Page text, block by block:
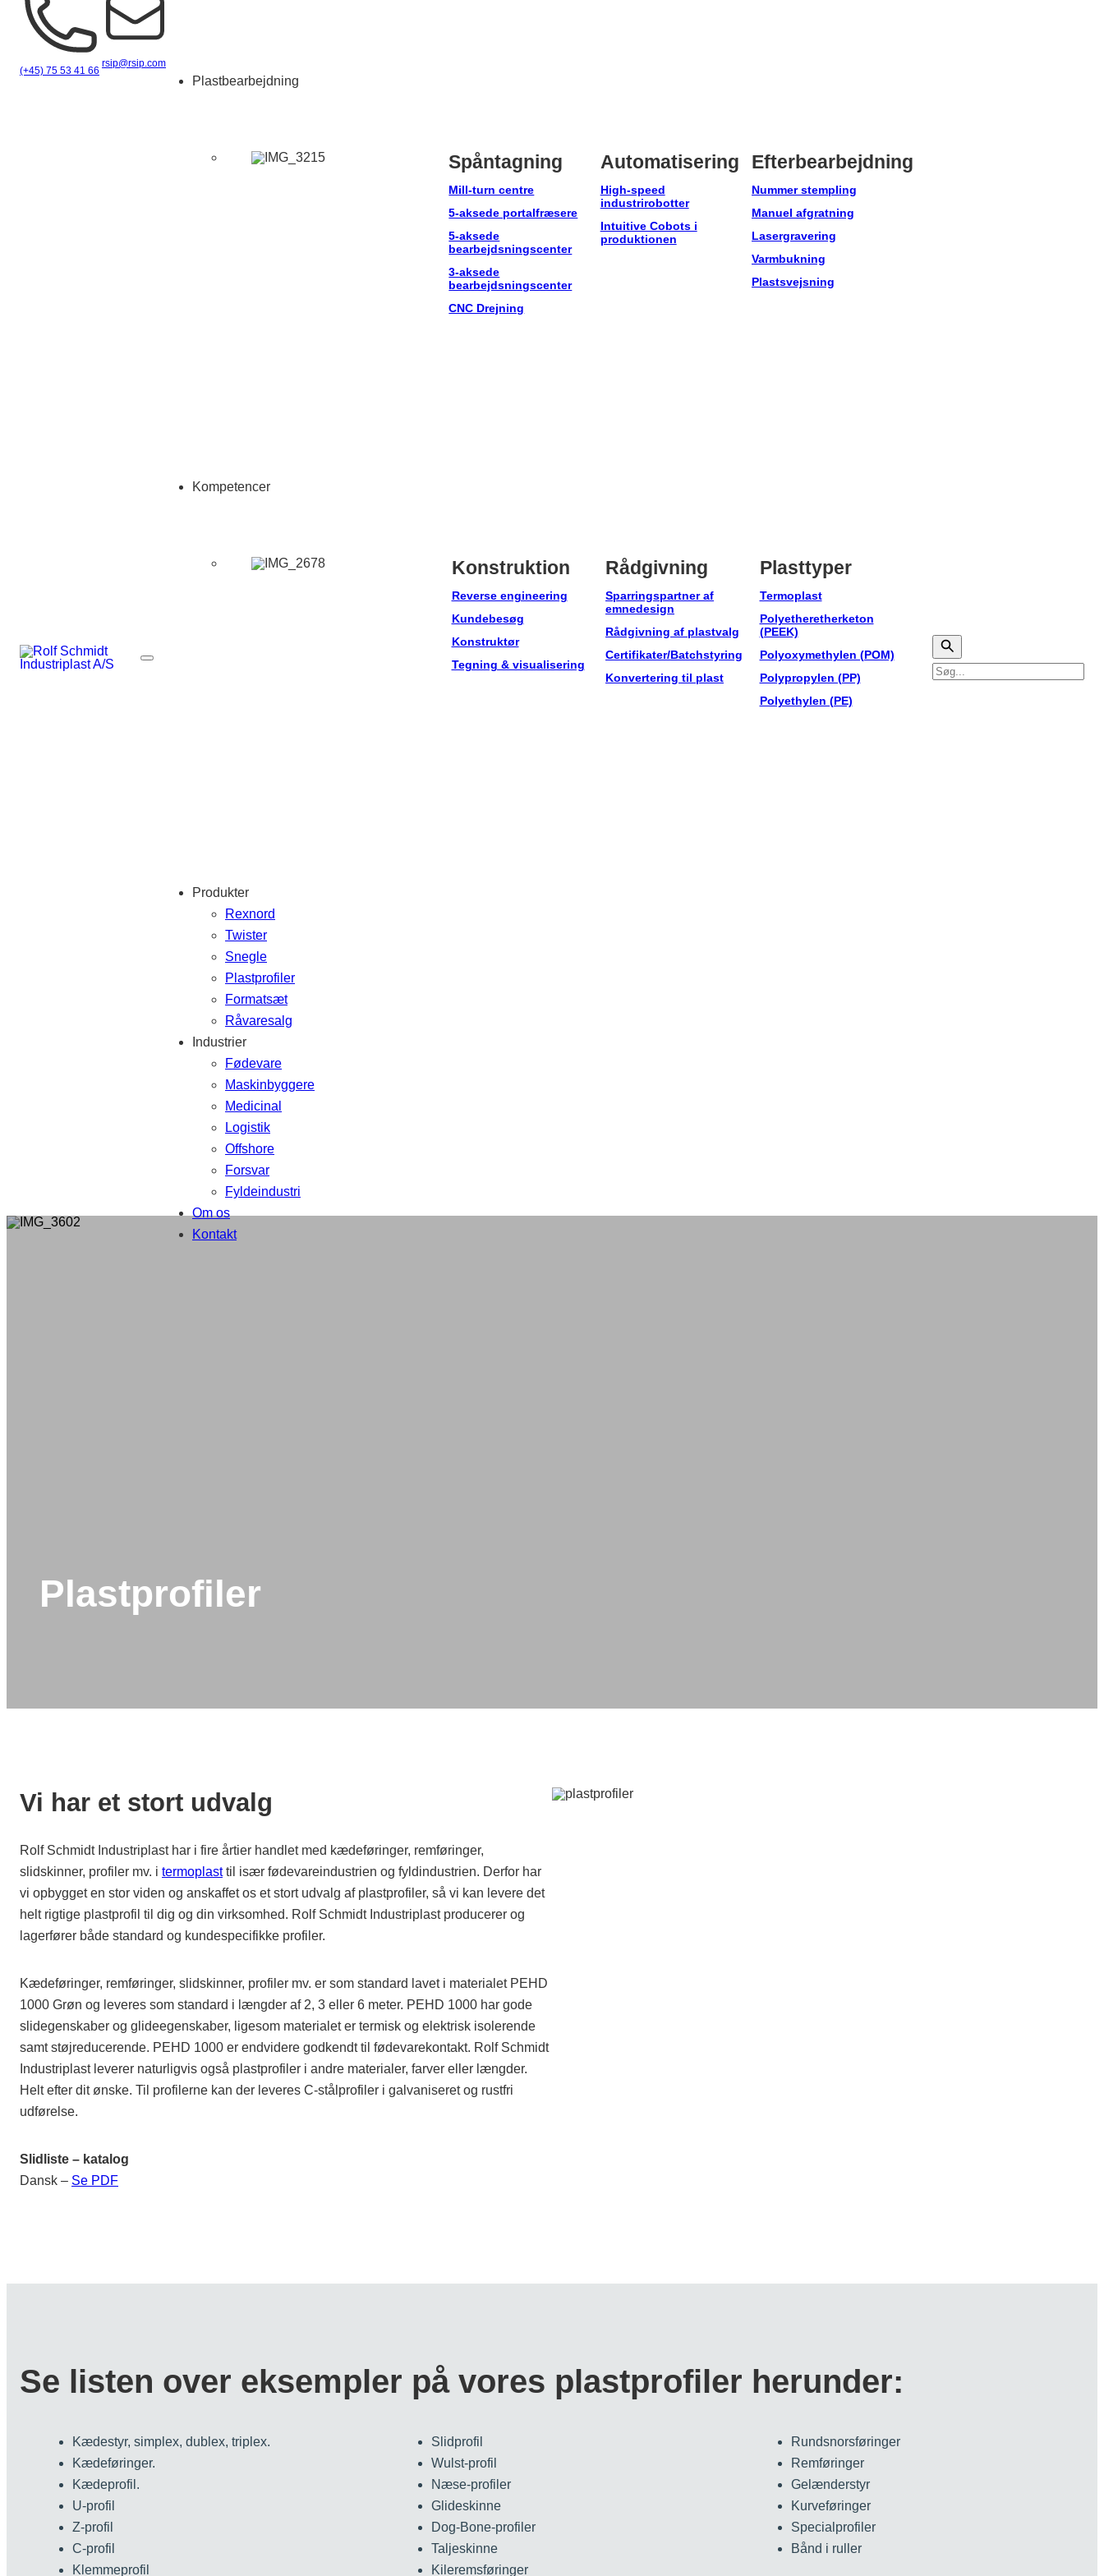
(+45) 75 53 41 66
rsip@rsip.com
Plastbearbejdning
Spåntagning
Mill-turn centre
5-aksede portalfræsere
5-aksede
bearbejdsningscenter
3-aksede
bearbejdsningscenter
CNC Drejning
Automatisering
High-speed
industrirobotter
Intuitive Cobots i
produktionen
Efterbearbejdning
Nummer stempling
Manuel afgratning
Lasergravering
Varmbukning
Plastsvejsning
Kompetencer
Konstruktion
Reverse engineering
Kundebesøg
Konstruktør
Tegning & visualisering
Rådgivning
Sparringspartner af
emnedesign
Rådgivning af plastvalg
Certifikater/Batchstyring
Konvertering til plast
Plasttyper
Termoplast
Polyetheretherketon
(PEEK)
Polyoxymethylen (POM)
Polypropylen (PP)
Polyethylen (PE)
Produkter
Rexnord
Twister
Snegle
Plastprofiler
Formatsæt
Råvaresalg
Industrier
Fødevare
Maskinbyggere
Medicinal
Logistik
Offshore
Forsvar
Fyldeindustri
Om os
Kontakt
Søg
Plastprofiler
Vi har et stort udvalg
Rolf Schmidt Industriplast har i fire årtier handlet med kædeføringer, remføringer,
slidskinner, profiler mv. i termoplasttil især fødevareindustrien og fyldindustrien. Derfor har
vi opbygget en stor viden og anskaffet os et stort udvalg af plastprofiler, så vi kan levere det
helt rigtige plastprofil til dig og din virksomhed. Rolf Schmidt Industriplast producerer og
lagerfører både standard og kundespecifikke profiler.
Kædeføringer, remføringer, slidskinner, profiler mv. er som standard lavet i materialet PEHD
1000 Grøn og leveres som standard i længder af 2, 3 eller 6 meter. PEHD 1000 har gode
slidegenskaber og glideegenskaber, ligesom materialet er termisk og elektrisk isolerende
samt støjreducerende. PEHD 1000 er endvidere godkendt til fødevarekontakt. Rolf Schmidt
Industriplast leverer naturligvis også plastprofiler i andre materialer, farver eller længder.
Helt efter dit ønske. Til profilerne kan der leveres C-stålprofiler i galvaniseret og rustfri
udførelse.
Slidliste – katalog
Dansk – Se PDF
Se listen over eksempler på vores plastprofiler herunder:
Kædestyr, simplex, dublex, triplex.
Kædeføringer.
Kædeprofil.
U-profil
Z-profil
C-profil
Klemmeprofil
Slidprofil
Wulst-profil
Næse-profiler
Glideskinne
Dog-Bone-profiler
Taljeskinne
Kileremsføringer
Rundsnorsføringer
Remføringer
Gelænderstyr
Kurveføringer
Specialprofiler
Bånd i ruller